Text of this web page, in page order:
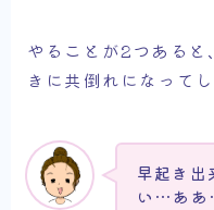
やることが2つあると
きに共倒れになってし
早起き
い…あ